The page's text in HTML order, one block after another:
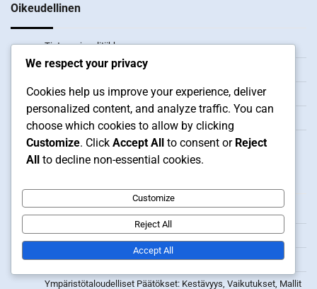
Oikeudellinen
Tietosuojapolitiikka
Ota yhteyttä meihin
Evästeasetukset
Tietoa meistä
Sosiaalinen Yrittäjyys: Liiketoiminta, Yhteiskunta, Vaikutus
Keynesiläinen Taloustiede: Kysynnän merkitys, Valtion rooli
Ympäristötaloudelliset Päätökset: Kestävyys, Vaikutukset, Mallit
We respect your privacy
Cookies help us improve your experience, deliver
personalized content, and analyze traffic. You can
choose which cookies to allow by clicking
Customize. Click Accept All to consent or Reject
All to decline non-essential cookies.
Customize
Reject All
Accept All